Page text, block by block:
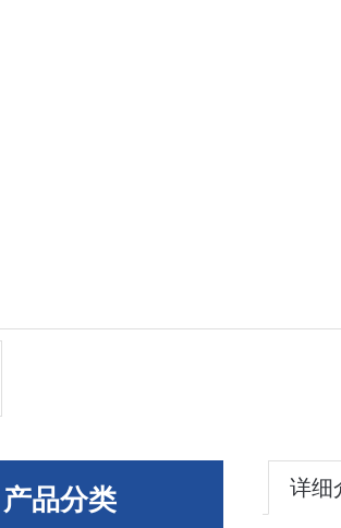
产品分类 详细